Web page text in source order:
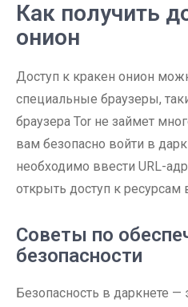
Как получить
онион
Доступ к кракен онион
специальные браузеры,
браузера Tor не займет
вам безопасно войти в
необходимо ввести URL-
открыть доступ к
Советы по
безопасности
Безопасность в даркнете —